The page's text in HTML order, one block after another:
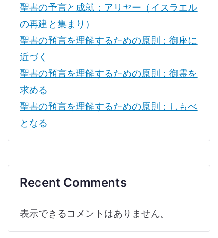
聖書の予言と成就：アリヤー（イスラエル
の再建と集まり）
聖書の預言を理解するための原則：御座に
近づく
聖書の預言を理解するための原則：御霊を
求める
聖書の預言を理解するための原則：しもべ
となる
Recent Comments
表示できるコメントはありません。